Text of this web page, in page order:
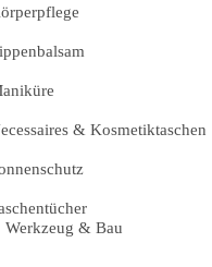
& Kosmetiktaschen
Werkzeug & Bau